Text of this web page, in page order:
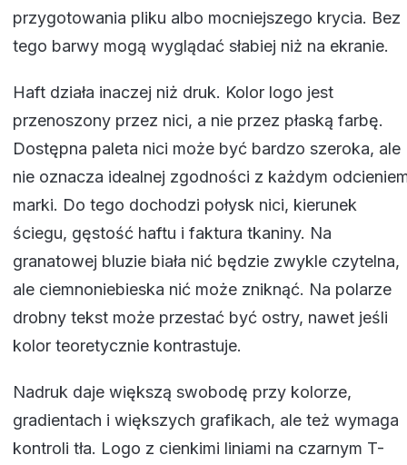
przygotowania pliku albo mocniejszego krycia. Bez
tego barwy mogą wyglądać słabiej niż na ekranie.
Haft działa inaczej niż druk. Kolor logo jest
przenoszony przez nici, a nie przez płaską farbę.
Dostępna paleta nici może być bardzo szeroka, ale
nie oznacza idealnej zgodności z każdym
marki. Do tego dochodzi połysk nici, kierunek
ściegu, gęstość haftu i faktura tkaniny. Na
granatowej bluzie biała nić będzie zwykle czytelna,
ale ciemnoniebieska nić może zniknąć. Na polarze
drobny tekst może przestać być ostry, nawet jeśli
kolor teoretycznie kontrastuje.
Nadruk daje większą swobodę przy kolorze,
gradientach i większych grafikach, ale też wymaga
kontroli tła. Logo z cienkimi liniami na czarnym T-